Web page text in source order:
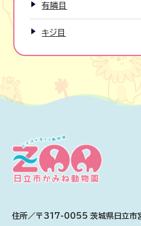
有隣目
キジ目
住所／〒317-0055 茨城県日立市